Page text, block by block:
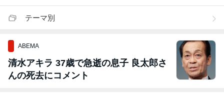
テーマ別
ABEMA
清水アキラ 37歳で急逝の息子 良太郎さ
んの死去にコメント